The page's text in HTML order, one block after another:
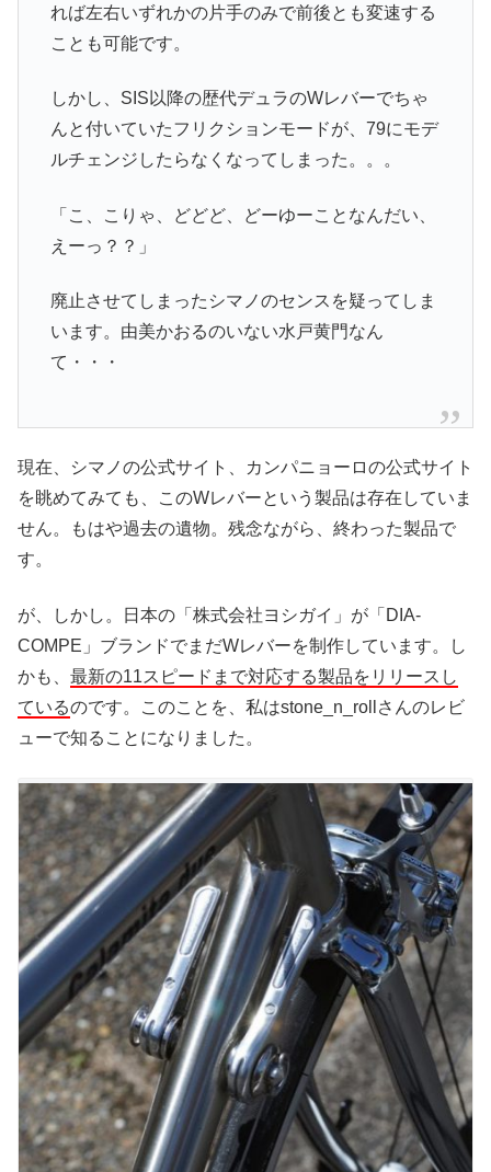
れば左右いずれかの片手のみで前後とも変速する
ことも可能です。
しかし、SIS以降の歴代デュラのWレバーでちゃ
んと付いていたフリクションモードが、79にモデ
ルチェンジしたらなくなってしまった。。。
「こ、こりゃ、どどど、どーゆーことなんだい、
えーっ？？」
廃止させてしまったシマノのセンスを疑ってしま
います。由美かおるのいない水戸黄門なん
て・・・
現在、シマノの公式サイト、カンパニョーロの公式サイト
を眺めてみても、このWレバーという製品は存在していま
せん。もはや過去の遺物。残念ながら、終わった製品で
す。
が、しかし。日本の「株式会社ヨシガイ」が「DIA-
COMPE」ブランドでまだWレバーを制作しています。し
かも、 最新の11スピードまで対応する製品をリリースし
ているのです。このことを、私はstone_n_rollさんのレビ
ューで知ることになりました。